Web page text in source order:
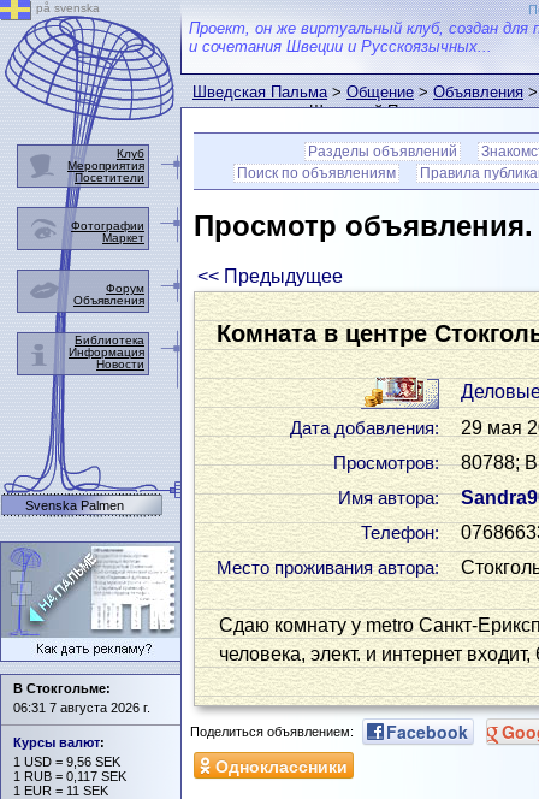
Проект, он же виртуальный клуб, создан для
и сочетания Швеции и Русскоязычных...
Шведская Пальма>Общение>Объявления>
пользователем Шведской Пальмы
Разделы объявлений
Поиск по объявлениям
Правила
Просмотр
<< Предыдущее
Комната в центре
Дата добавления: 29 мая
Просмотров: 80788;
Имя автора:
Телефон:
Место проживания автора:
Сдаю комнату у metro Санкт-
человека, элект. и интернет
Поделиться объявлением: Facebook
Одноклассники
på svenska
Клуб
Мероприятия
Посетители
Фотографии
Маркет
Форум
Объявления
Библиотека
Информация
Новости
Svenska Palmen
В Стокгольме:
06:31 7 августа 2026 г.
Курсы валют:
1 USD = 9,56 SEK
1 RUB = 0,117 SEK
1 EUR = 11 SEK